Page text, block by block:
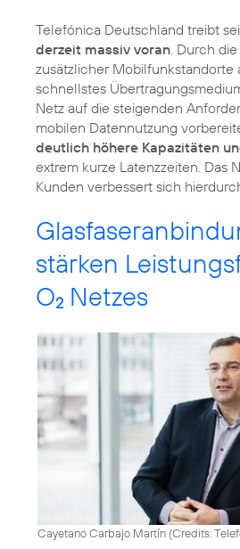
Telefónica Deutschland treibt
derzeit massiv voran . Durch
zusätzlicher Mobilfunkstandorte
schnellstes
Netz auf die steigenden
mobilen Datennutzung
deutlich höhere Kapazitäten
extrem kurze Latenzzeiten. Das
Kunden verbessert sich
stärken
O2 Netzes
Cayetano Carbajo Martín (Credits: